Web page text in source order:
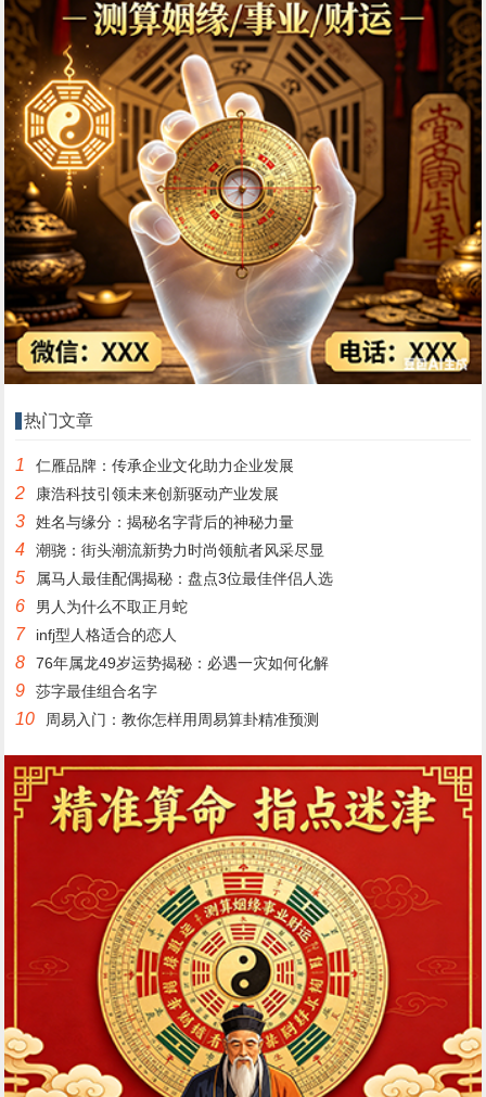
热门文章
1 仁雁品牌：传承企业文化助力企业发展
2 康浩科技引领未来创新驱动产业发展
3 姓名与缘分：揭秘名字背后的神秘力量
4 潮骁：街头潮流新势力时尚领航者风采尽显
5 属马人最佳配偶揭秘：盘点3位最佳伴侣人选
6 男人为什么不取正月蛇
7 infj型人格适合的恋人
8 76年属龙49岁运势揭秘：必遇一灾如何化解
9 莎字最佳组合名字
10 周易入门：教你怎样用周易算卦精准预测